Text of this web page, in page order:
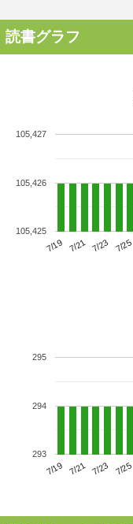
読書グラフ
7/19 7/21 7/23 7/25
105,425
105,426
105,427
7/19 7/21 7/23 7/25
293
294
295